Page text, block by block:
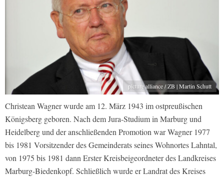
picture alliance / ZB | Martin Schutt
Christean Wagner wurde am 12. März 1943 im ostpreußischen
Königsberg geboren. Nach dem Jura-Studium in Marburg und
Heidelberg und der anschließenden Promotion war Wagner 1977
bis 1981 Vorsitzender des Gemeinderats seines Wohnortes Lahntal,
von 1975 bis 1981 dann Erster Kreisbeigeordneter des Landkreises
Marburg-Biedenkopf. Schließlich wurde er Landrat des Kreises